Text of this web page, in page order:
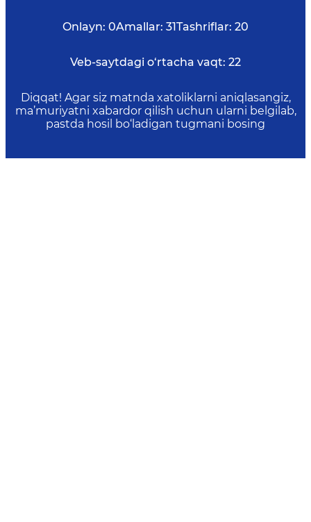
Onlayn: 0Amallar: 31Tashriflar: 20
Veb-saytdagi o‘rtacha vaqt: 22
Diqqat! Agar siz matnda xatoliklarni aniqlasangiz,
ma’muriyatni xabardor qilish uchun ularni belgilab,
pastda hosil bo‘ladigan tugmani bosing